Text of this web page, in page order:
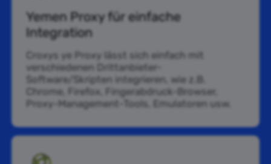
Yemen Proxy für einfache
Integration
Croxys ye Proxy lässt sich einfach mit
verschiedenen Drittanbieter-
Software/Skripten integrieren, wie z.B.
Chrome, Firefox, Fingerabdruck-Browser,
Proxy-Management-Tools, Emulatoren usw.